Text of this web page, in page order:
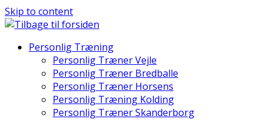
Skip to content
Personlig Træning
Personlig Træner Vejle
Personlig Træner Bredballe
Personlig Træner Horsens
Personlig Træning Kolding
Personlig Træner Skanderborg